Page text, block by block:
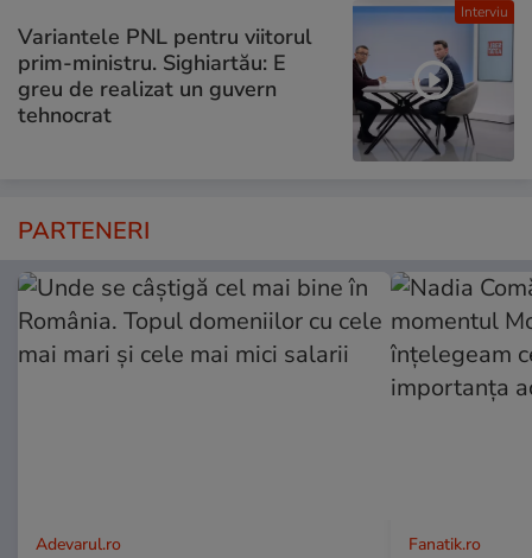
Interviu
Variantele PNL pentru viitorul
prim-ministru. Sighiartău: E
greu de realizat un guvern
tehnocrat
PARTENERI
Adevarul.ro Fanatik.ro